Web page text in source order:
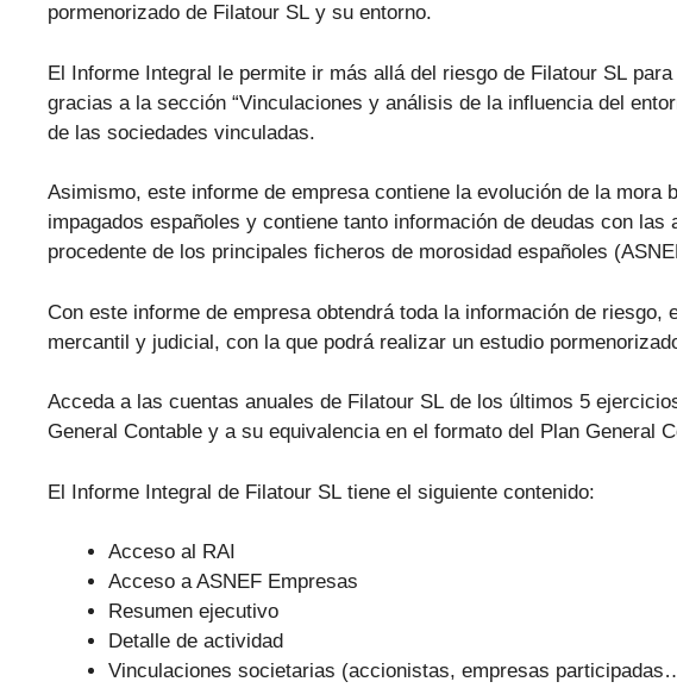
pormenorizado de Filatour SL y su entorno.
El Informe Integral le permite ir más allá del riesgo de Filatour SL
gracias a la sección “Vinculaciones y análisis de la influencia del
de las sociedades vinculadas.
Asimismo, este informe de empresa contiene la evolución de la mora
impagados españoles y contiene tanto información de deudas con
procedente de los principales ficheros de morosidad españoles
Con este informe de empresa obtendrá toda la información de riesgo,
mercantil y judicial, con la que podrá realizar un estudio
Acceda a las cuentas anuales de Filatour SL de los últimos 5
General Contable y a su equivalencia en el formato del Plan General
El Informe Integral de Filatour SL tiene el siguiente contenido:
Acceso al RAI
Acceso a ASNEF Empresas
Resumen ejecutivo
Detalle de actividad
Vinculaciones societarias (accionistas, empresas